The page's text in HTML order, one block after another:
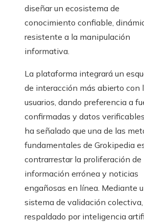
diseñar un ecosistema de
conocimiento confiable,
resistente a la manipulación
informativa.
La plataforma integrará un
de interacción más abierto con
usuarios, dando preferencia a
confirmadas y datos
ha señalado que una de las
fundamentales de Grokipedia
contrarrestar la proliferación de
información errónea y noticias
engañosas en línea. Mediante
sistema de validación colectiva,
respaldado por inteligencia